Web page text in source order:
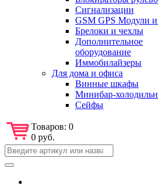
Сигнализации
GSM GPS Модули
Брелоки и чехлы
Дополнительное
оборудование
Иммобилайзеры
Для дома и офиса
Винные шкафы
Минибар-
Сейфы
Товаров: 0
0 руб.